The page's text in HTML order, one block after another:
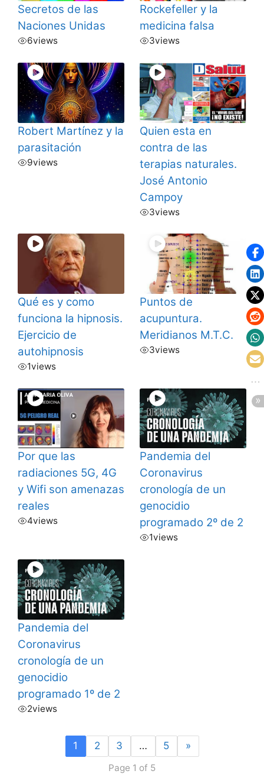
Secretos de las
Naciones Unidas
6views
Rockefeller y la
medicina falsa
3views
Robert Martínez y la
parasitación
9views
Quien esta en
contra de las
terapias naturales.
José Antonio
Campoy
3views
Qué es y como
funciona la hipnosis.
Ejercicio de
autohipnosis
1views
Puntos de
acupuntura.
Meridianos M.T.C.
3views
Por que las
radiaciones 5G, 4G
y Wifi son amenazas
reales
4views
Pandemia del
Coronavirus
cronología de un
genocidio
programado 2º de 2
1views
Pandemia del
Coronavirus
cronología de un
genocidio
programado 1º de 2
2views
1 2 3 … 5 »
Page 1 of 5